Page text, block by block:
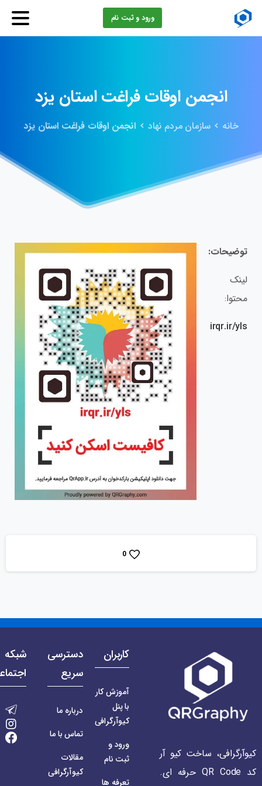
ورود و ثبت نام
انجمن اوقاتفراغتاستان یزد
خانه سازمان مردم نهاد انجمن اوقات فراغت استان یزد
توضیحات:
لینک
محتوا:
irqr.ir/yls
0
کیوآرگرافی، ساخت کیو آر
کد QR Code حرفه ای.
کاربران
آموزش کار
با پنل
کیوآرگرافی
ورود و
ثبت نام
تعرفه ها
دسترسی
سریع
درباره ما
تماس با ما
مقالات
کیوآرگرافی